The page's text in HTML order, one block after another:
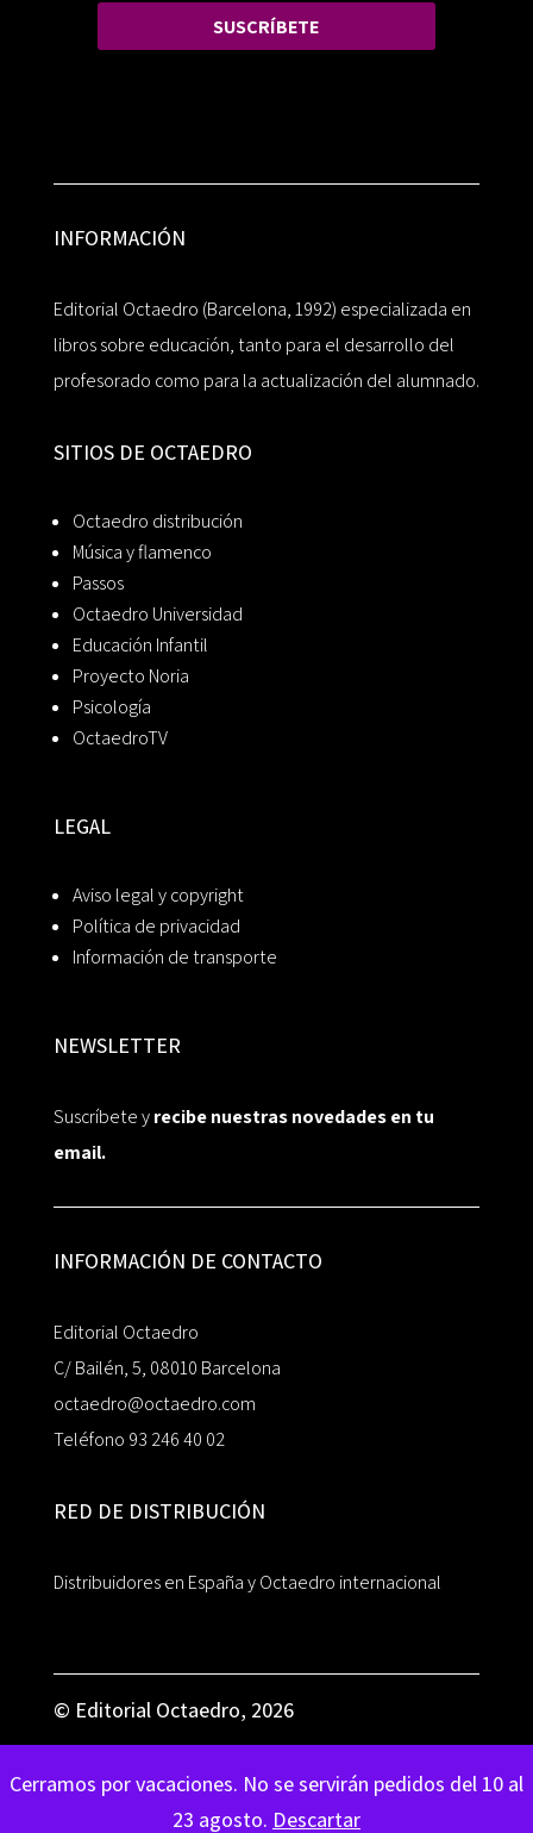
Cerramos por vacaciones. No se servirán pedidos del 10 al
23 agosto. Descartar
SUSCRÍBETE
INFORMACIÓN
Editorial Octaedro (Barcelona, 1992) especializada en
libros sobre educación, tanto para el desarrollo del
profesorado como para la actualización del alumnado.
SITIOS DE OCTAEDRO
Octaedro distribución
Música y flamenco
Passos
Octaedro Universidad
Educación Infantil
Proyecto Noria
Psicología
OctaedroTV
LEGAL
Aviso legal y copyright
Política de privacidad
Información de transporte
NEWSLETTER
Suscríbete yrecibe nuestras novedades en tu
email.
INFORMACIÓN DE CONTACTO
Editorial Octaedro
C/ Bailén, 5, 08010 Barcelona
octaedro@octaedro.com
Teléfono 93 246 40 02
RED DE DISTRIBUCIÓN
Distribuidores en España y Octaedro internacional
© Editorial Octaedro, 2026